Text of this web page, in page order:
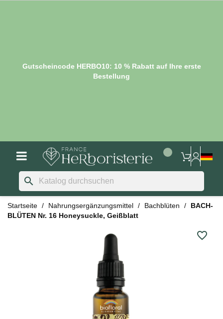
Gutscheincode HERBO10: 10 % Rabatt auf Ihre erste
Bestellung
search
Startseite Nahrungsergänzungsmittel Bachblüten
BACH-
BLÜTEN Nr. 16 Honeysuckle, Geißblatt
favorite_border